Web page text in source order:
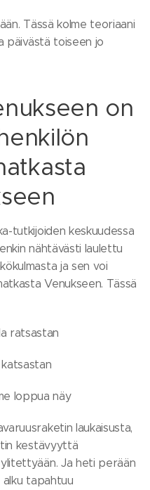
Tässä kolme teoriaani
päivästä toiseen jo
on
tutkijoiden keskuudessa
nähtävästi laulettu
ja sen voi
Venukseen. Tässä
ratsastan
loppua näy
laukaisusta,
kestävyyttä
Ja heti perään
alku tapahtuu